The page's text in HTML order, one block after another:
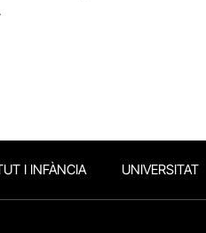
I INFÀNCIA UNIVERSITAT